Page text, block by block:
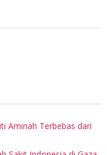
Aminah Terbebas dari